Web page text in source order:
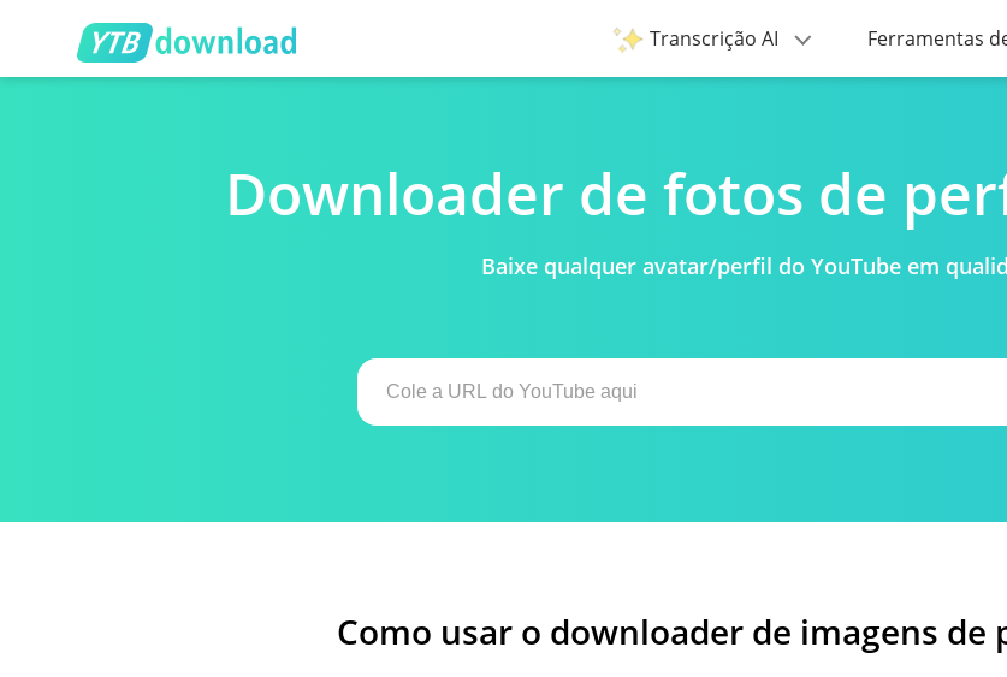
Transcrição AI Ferramentas
Downloader de fotos de
Baixe qualquer avatar/perfil do YouTube em
Como usar o downloader de imagens de